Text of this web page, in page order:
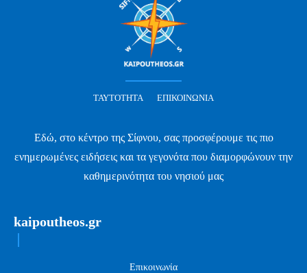
ΤΑΥΤΌΤΗΤΑ ΕΠΙΚΟΙΝΩΝΊΑ
Εδώ, στο κέντρο της Σίφνου, σας προσφέρουμε τις πιο
ενημερωμένες ειδήσεις και τα γεγονότα που διαμορφώνουν την
καθημερινότητα του νησιού μας
kaipoutheos.gr
Επικοινωνία